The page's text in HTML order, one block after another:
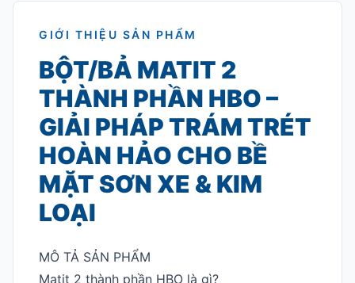
GIỚI THIỆU SẢN PHẨM
BỘT/BẢ MATIT 2
THÀNH PHẦN HBO –
GIẢI PHÁP TRÁM TRÉT
HOÀN HẢO CHO BỀ
MẶT SƠN XE & KIM
LOẠI
MÔ TẢ SẢN PHẨM
Matit 2 thành phần HBO là gì?